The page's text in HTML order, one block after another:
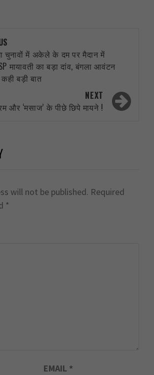
चुनावों में अकेले के दम पर मैदान में
मायावती का बड़ा दांव, बंगला आवंटन
कही बड़ी बात
NEXT
और ‘मसाज’ के पीछे छिपे मायने !
will not be published. Required
*
EMAIL *